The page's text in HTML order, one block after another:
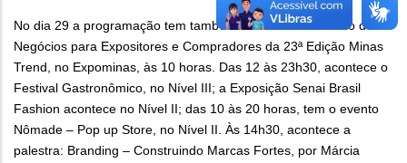
No dia 29 a programação tem também a abertura do Salão de
Negócios para Expositores e Compradores da 23ª Edição Minas
Trend, no Expominas, às 10 horas. Das 12 às 23h30, acontece o
Festival Gastronômico, no Nível III; a Exposição Senai Brasil
Fashion acontece no Nível II; das 10 às 20 horas, tem o evento
Nômade – Pop up Store, no Nível II. Às 14h30, acontece a
palestra: Branding – Construindo Marcas Fortes, por Márcia